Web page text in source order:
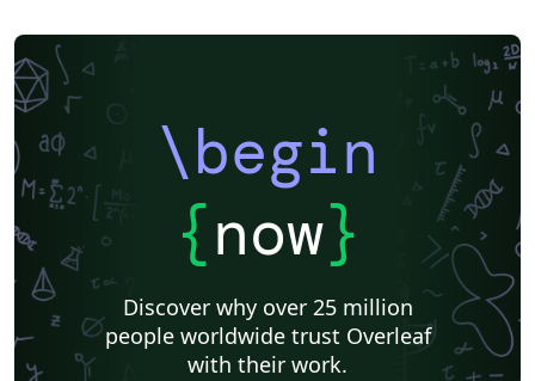
\begin
{now}
Discover why over 25 million
people worldwide trust Overleaf
with their work.